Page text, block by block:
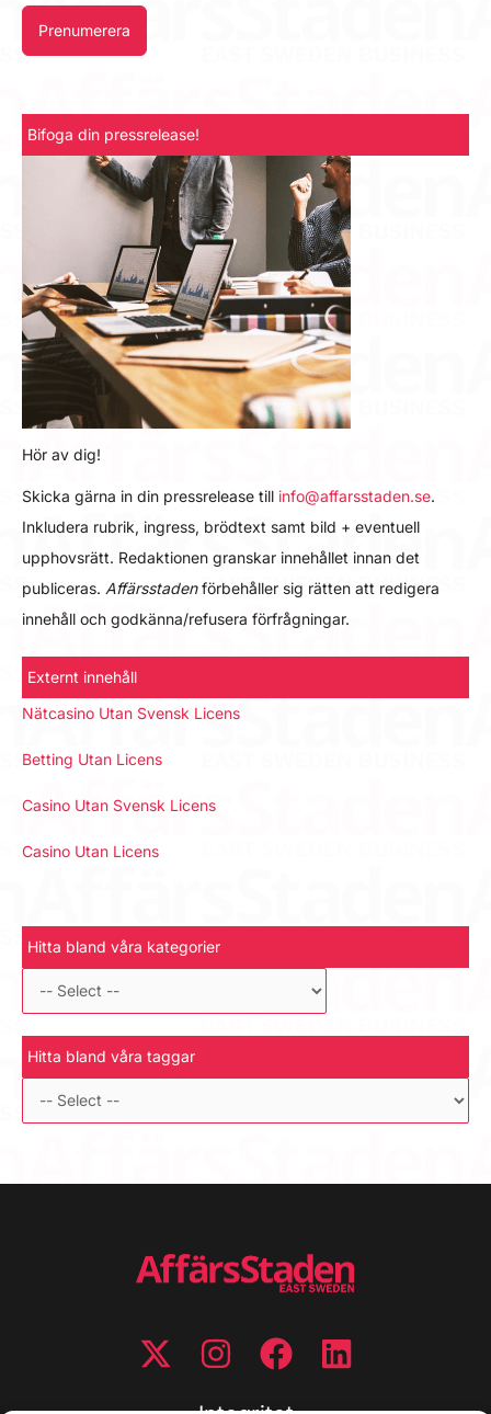
Prenumerera
Bifoga din pressrelease!
Hör av dig!
Skicka gärna in din pressrelease till info@affarsstaden.se.
Inkludera rubrik, ingress, brödtext samt bild + eventuell
upphovsrätt. Redaktionen granskar innehållet innan det
publiceras. Affärsstadenförbehåller sig rätten att redigera
innehåll och godkänna/refusera förfrågningar.
Externt innehåll
Nätcasino Utan Svensk Licens
Betting Utan Licens
Casino Utan Svensk Licens
Casino Utan Licens
Hitta bland våra kategorier
Hitta bland våra taggar